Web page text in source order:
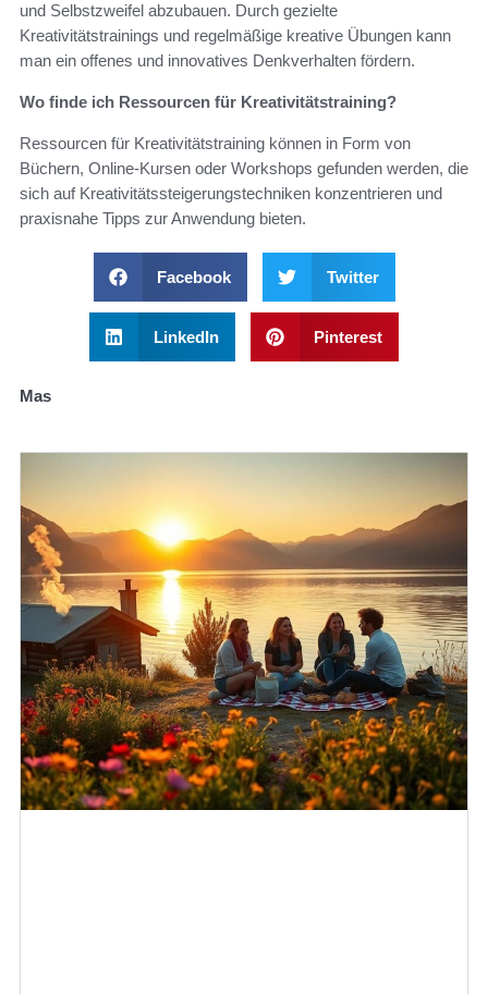
und Selbstzweifel abzubauen. Durch gezielte
Kreativitätstrainings und regelmäßige kreative Übungen kann
man ein offenes und innovatives Denkverhalten fördern.
Wo finde ich Ressourcen für Kreativitätstraining?
Ressourcen für Kreativitätstraining können in Form von
Büchern, Online-Kursen oder Workshops gefunden werden, die
sich auf Kreativitätssteigerungstechniken konzentrieren und
praxisnahe Tipps zur Anwendung bieten.
Facebook Twitter
LinkedIn Pinterest
Mas